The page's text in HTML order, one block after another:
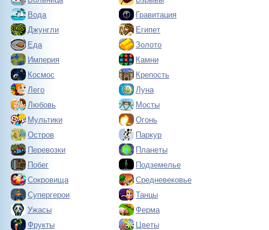
Вода
Гравитация
Джунгли
Египет
Еда
Золото
Империя
Камни
Космос
Крепость
Лего
Луна
Любовь
Мосты
Мультики
Огонь
Остров
Паркур
Перевозки
Планеты
Побег
Подземелье
Сокровища
Средневековье
Супергерои
Танцы
Ужасы
Ферма
Фрукты
Цветы